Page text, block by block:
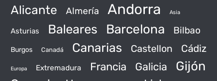
Alicante Almería Andorra Asia
Asturias Baleares Barcelona Bilbao
Burgos Canadá Canarias Castellon Cádiz
Europa Extremadura Francia Galicia Gijón